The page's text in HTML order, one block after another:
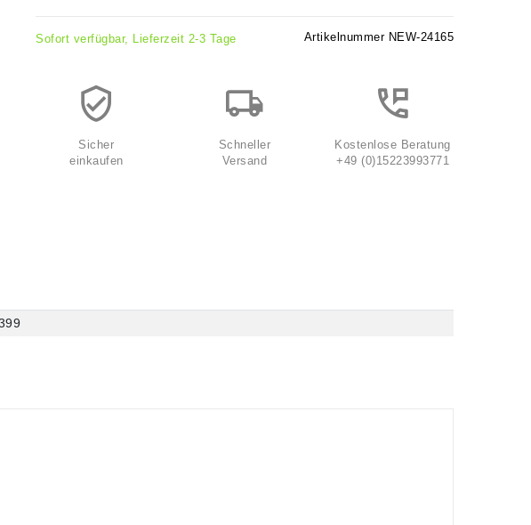
Sofort verfügbar, Lieferzeit 2-3 Tage Artikelnummer NEW-24165
Sicher
einkaufen
Schneller
Versand
Kostenlose Beratung
+49 (0)15223993771